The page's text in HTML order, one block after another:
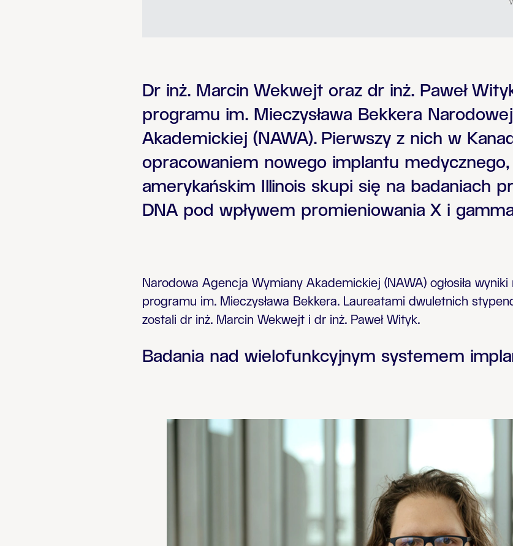
Dr inż. Marcin Wekwejt oraz dr inż. Paweł
programu im. Mieczysława Bekkera
Akademickiej (NAWA). Pierwszy z nich w
opracowaniem nowego implantu
amerykańskim Illinois skupi się na badaniach
DNA pod wpływem promieniowania X i
Narodowa Agencja Wymiany Akademickiej (NAWA) ogłosiła
programu im. Mieczysława Bekkera. Laureatami dwuletnich
zostali dr inż. Marcin Wekwejt i dr inż. Paweł Wityk.
Badania nad wielofunkcyjnym systemem